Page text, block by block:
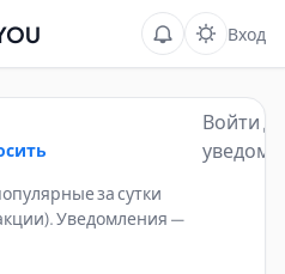
Вход
за сутки
Уведомления —
Войти